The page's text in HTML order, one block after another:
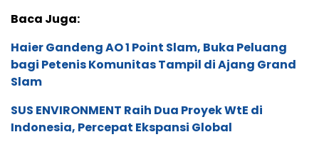
Baca Juga:
Haier Gandeng AO 1 Point Slam, Buka Peluang
bagi Petenis Komunitas Tampil di Ajang Grand
Slam
SUS ENVIRONMENT Raih Dua Proyek WtE di
Indonesia, Percepat Ekspansi Global